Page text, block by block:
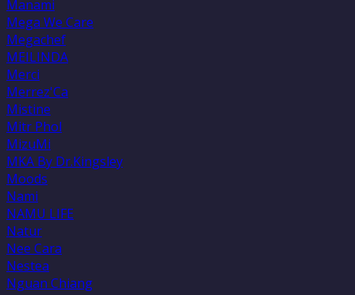
Manami
Mega We Care
Megachef
MEILINDA
Merci
Merrez'Ca
Mistine
Mitr Phol
MizuMi
MKA By Dr.Kingsley
Moods
Nami
NAMU LIFE
Natur
Nee Cara
Nestea
Nguan Chiang